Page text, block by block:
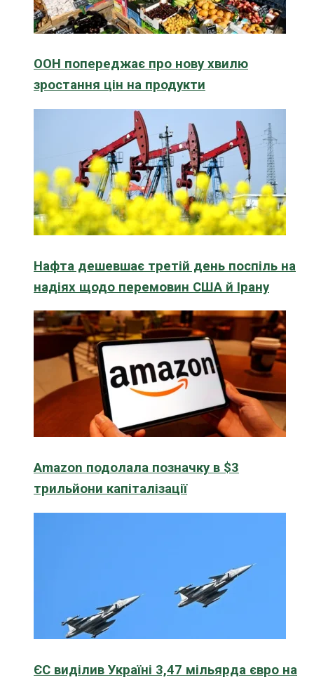
ООН попереджає про нову хвилю
зростання цін на продукти
Нафта дешевшає третій день поспіль на
надіях щодо перемовин США й Ірану
Amazon подолала позначку в $3
трильйони капіталізації
ЄС виділив Україні 3,47 мільярда євро на